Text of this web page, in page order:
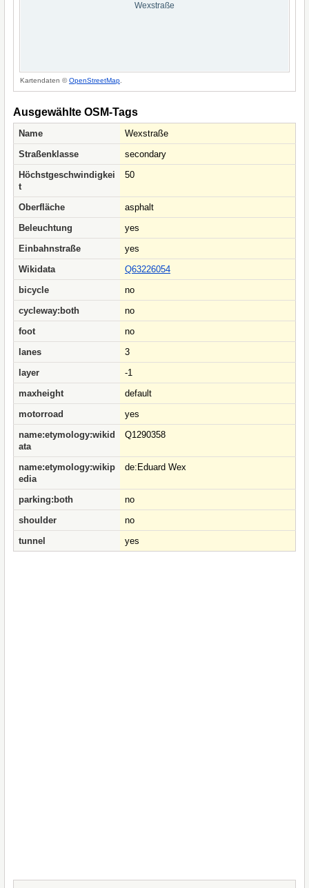
Wexstraße
Kartendaten ©OpenStreetMap
Ausgewählte OSM-Tags
Name
Wexstraße
Straßenklasse
secondary
Höchstgeschwindigkei
t
50
Oberfläche
asphalt
Beleuchtung
yes
Einbahnstraße
yes
Wikidata
Q63226054
bicycle
no
cycleway:both
no
foot
no
lanes
3
layer
-1
maxheight
default
motorroad
yes
name:etymology:wikid
ata
Q1290358
name:etymology:wikip
edia
de:Eduard Wex
parking:both
no
shoulder
no
tunnel
yes